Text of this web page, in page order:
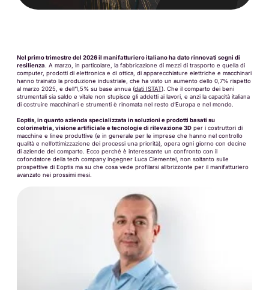
Nel primo trimestre del 2026 il manifatturiero italiano ha dato rinnovati segni di
resilienza . A marzo, in particolare, la fabbricazione di mezzi di trasporto e quella di
computer, prodotti di elettronica e di ottica, di apparecchiature elettriche e macchinari
hanno trainato la produzione industriale, che ha visto un aumento dello 0,7% rispetto
al marzo 2025, e dell’1,5% su base annua (dati ISTAT). Che il comparto dei beni
strumentali sia saldo e vitale non stupisce gli addetti ai lavori, e anzi la capacità italiana
di costruire macchinari e strumenti è rinomata nel resto d’Europa e nel mondo.
Eoptis, in quanto azienda specializzata in soluzioni e prodotti basati su
colorimetria, visione artificiale e tecnologie di rilevazione 3D per i costruttori di
macchine e linee produttive (e in generale per le imprese che hanno nel controllo
qualità e nell’ottimizzazione dei processi una priorità), opera ogni giorno con decine
di aziende del comparto. Ecco perché è interessante un confronto con il
cofondatore della tech company ingegner Luca Clementel, non soltanto sulle
prospettive di Eoptis ma su che cosa vede profilarsi all’orizzonte per il manifatturiero
avanzato nei prossimi mesi.